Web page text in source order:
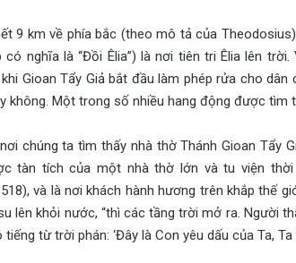
9 km về phía bắc (theo mô tả của
có nghĩa là “Đồi Êlia”) là nơi tiên tri Êlia lên
Gioan Tẩy Giả bắt đầu làm phép rửa cho
không. Một trong số nhiều hang động được
chúng ta tìm thấy nhà thờ Thánh Gioan Tẩy
tàn tích của một nhà thờ lớn và tu viện
và là nơi khách hành hương trên khắp thế
lên khỏi nước, “thì các tầng trời mở ra. Người
từ trời phán: ‘Đây là Con yêu dấu của Ta, Ta